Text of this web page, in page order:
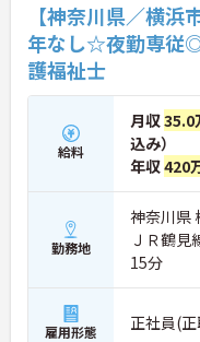
【神奈川県／横
年なし☆夜勤専従
護福祉士
給料
月収35.0
込み）
年収420
勤務地
神奈川県
ＪＲ鶴見
15分
雇用形態 正社員(